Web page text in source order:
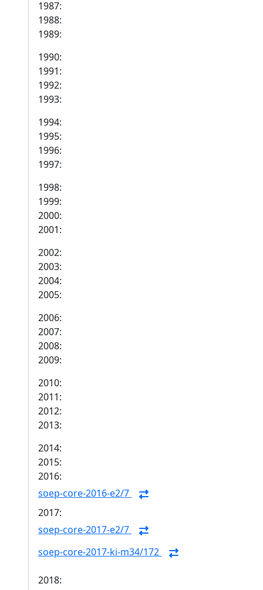
1987:
1988:
1989:
1990:
1991:
1992:
1993:
1994:
1995:
1996:
1997:
1998:
1999:
2000:
2001:
2002:
2003:
2004:
2005:
2006:
2007:
2008:
2009:
2010:
2011:
2012:
2013:
2014:
2015:
2016:
soep-core-2016-e2/7
2017:
soep-core-2017-e2/7
soep-core-2017-ki-m34/172
2018: